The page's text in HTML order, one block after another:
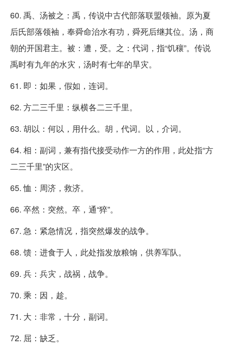
60. 禹、汤被之：禹，传说中古代部落联盟领袖。原为夏
后氏部落领袖，奉舜命治水有功，舜死后继其位。汤，商
朝的开国君主。被：遭，受。之：代词，指“饥穰”。传说
禹时有九年的水灾，汤时有七年的旱灾。
61. 即：如果，假如，连词。
62. 方二三千里：纵横各二三千里。
63. 胡以：何以，用什么。胡，代词。以，介词。
64. 相：副词，兼有指代接受动作一方的作用，此处指“方
二三千里”的灾区。
65. 恤：周济，救济。
66. 卒然：突然。卒，通“猝”。
67. 急：紧急情况，指突然爆发的战争。
68. 馈：进食于人，此处指发放粮饷，供养军队。
69. 兵：兵灾，战祸，战争。
70. 乘：因，趁。
71. 大：非常，十分，副词。
72. 屈：缺乏。